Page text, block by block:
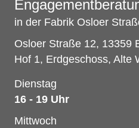
in der Fabrik Osloer
Osloer Straße 12, 13359
Hof 1, Erdgeschoss, Alte
Dienstag
16 - 19 Uhr
Mittwoch